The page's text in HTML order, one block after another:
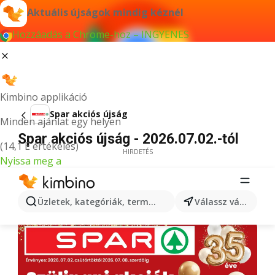
Aktuális újságok mindig kéznél
Hozzáadás a Chrome-hoz – INGYENES
Kimbino applikáció
Minden ajánlat egy helyen
(14,1 E értékelés)
Nyissa meg a
Üzletek, kategóriák, termékek keresése... Válassz várost
Spar akciós újság
Spar akciós újság - 2026.07.02.-tól
HIRDETÉS